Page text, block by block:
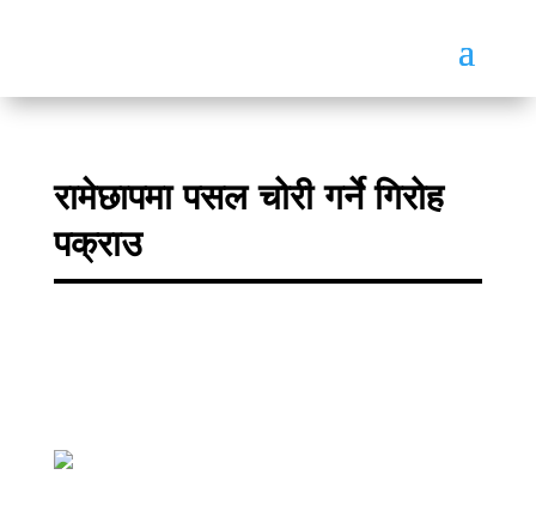
रामेछापमा पसल चोरी गर्ने गिरोह
पक्राउ